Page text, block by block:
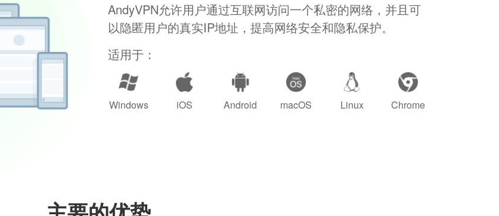
AndyVPN允许用户通过互联网访问一个私密的网络，并且可
以隐匿用户的真实IP地址，提高网络安全和隐私保护。
适用于：
Windows iOS Android macOS Linux Chrome